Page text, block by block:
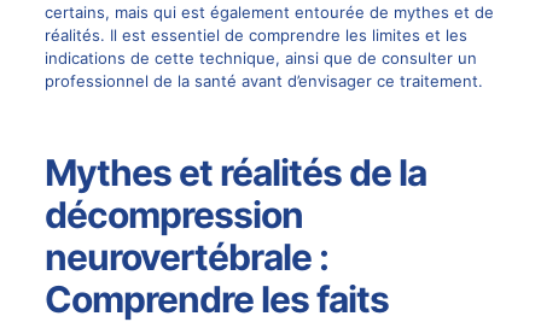
certains, mais qui est également entourée de mythes et de
réalités. Il est essentiel de comprendre les limites et les
indications de cette technique, ainsi que de consulter un
professionnel de la santé avant d’envisager ce traitement.
Mythes et réalités de la
décompression
neurovertébrale :
Comprendre les faits